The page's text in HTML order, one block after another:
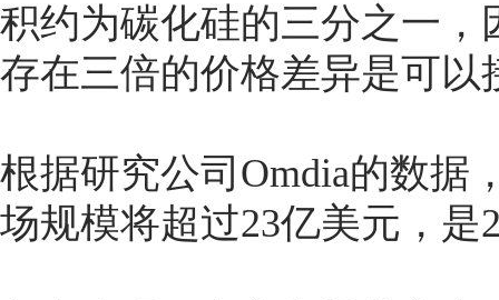
积约为碳化硅的三分之一
存在三倍的价格差异是可以
根据研究公司Omdia的数据
场规模将超过23亿美元，是